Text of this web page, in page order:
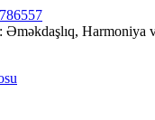
Harmoniya